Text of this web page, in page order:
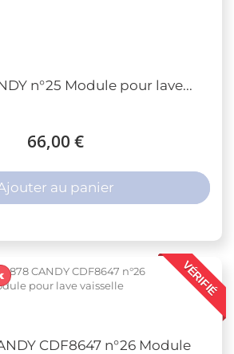
n°25 Module pour lave...
66,00 €
au panier
VÉRIFIÉ
CDF8647 n°26 Module